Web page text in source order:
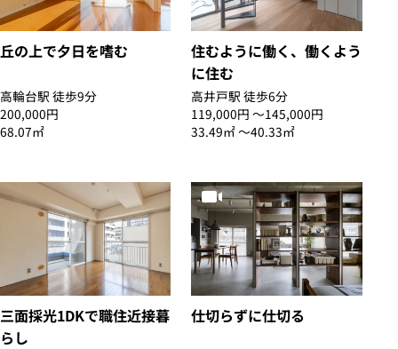
丘の上で夕日を嗜む
高輪台駅 徒歩9分
200,000円
68.07㎡
住むように働く、働くよう
に住む
高井戸駅 徒歩6分
119,000円 〜145,000円
33.49㎡ 〜40.33㎡
三面採光1DKで職住近接暮
らし
仕切らずに仕切る